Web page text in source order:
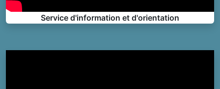
Service d'information et d'orientation